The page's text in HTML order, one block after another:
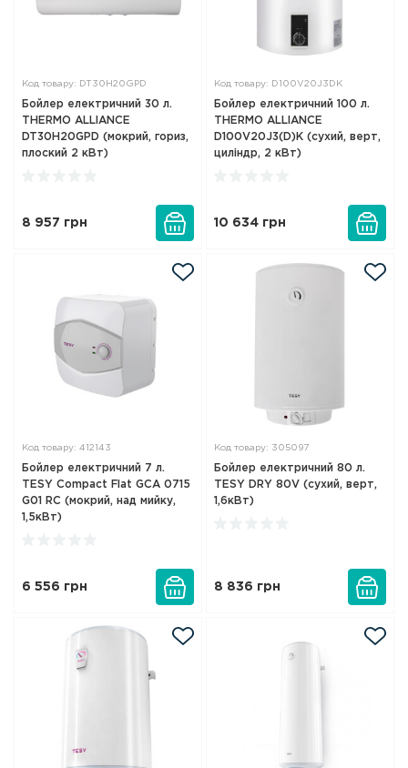
Код товару: DT30H20GPD
Бойлер електричний 30 л.
THERMO ALLIANCE
DT30H20GPD (мокрий, гориз,
плоский 2 кВт)
8 957 грн
Код товару: D100V20J3DK
Бойлер електричний 100 л.
THERMO ALLIANCE
D100V20J3(D)K (сухий, верт,
циліндр, 2 кВт)
10 634 грн
Код товару: 412143
Бойлер електричний 7 л.
TESY Compact Flat GCA 0715
G01 RC (мокрий, над мийку,
1,5кВт)
6 556 грн
Код товару: 305097
Бойлер електричний 80 л.
TESY DRY 80V (сухий, верт,
1,6кВт)
8 836 грн